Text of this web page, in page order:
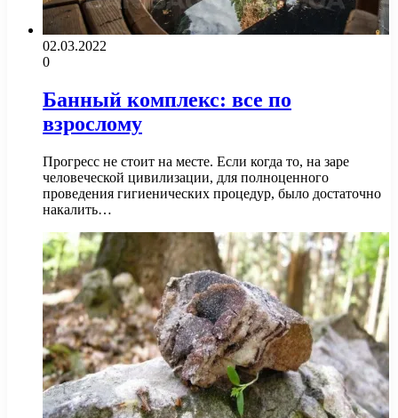
02.03.2022
0
Банный комплекс: все по
взрослому
Прогресс не стоит на месте. Если когда то, на заре
человеческой цивилизации, для полноценного
проведения гигиенических процедур, было достаточно
накалить…